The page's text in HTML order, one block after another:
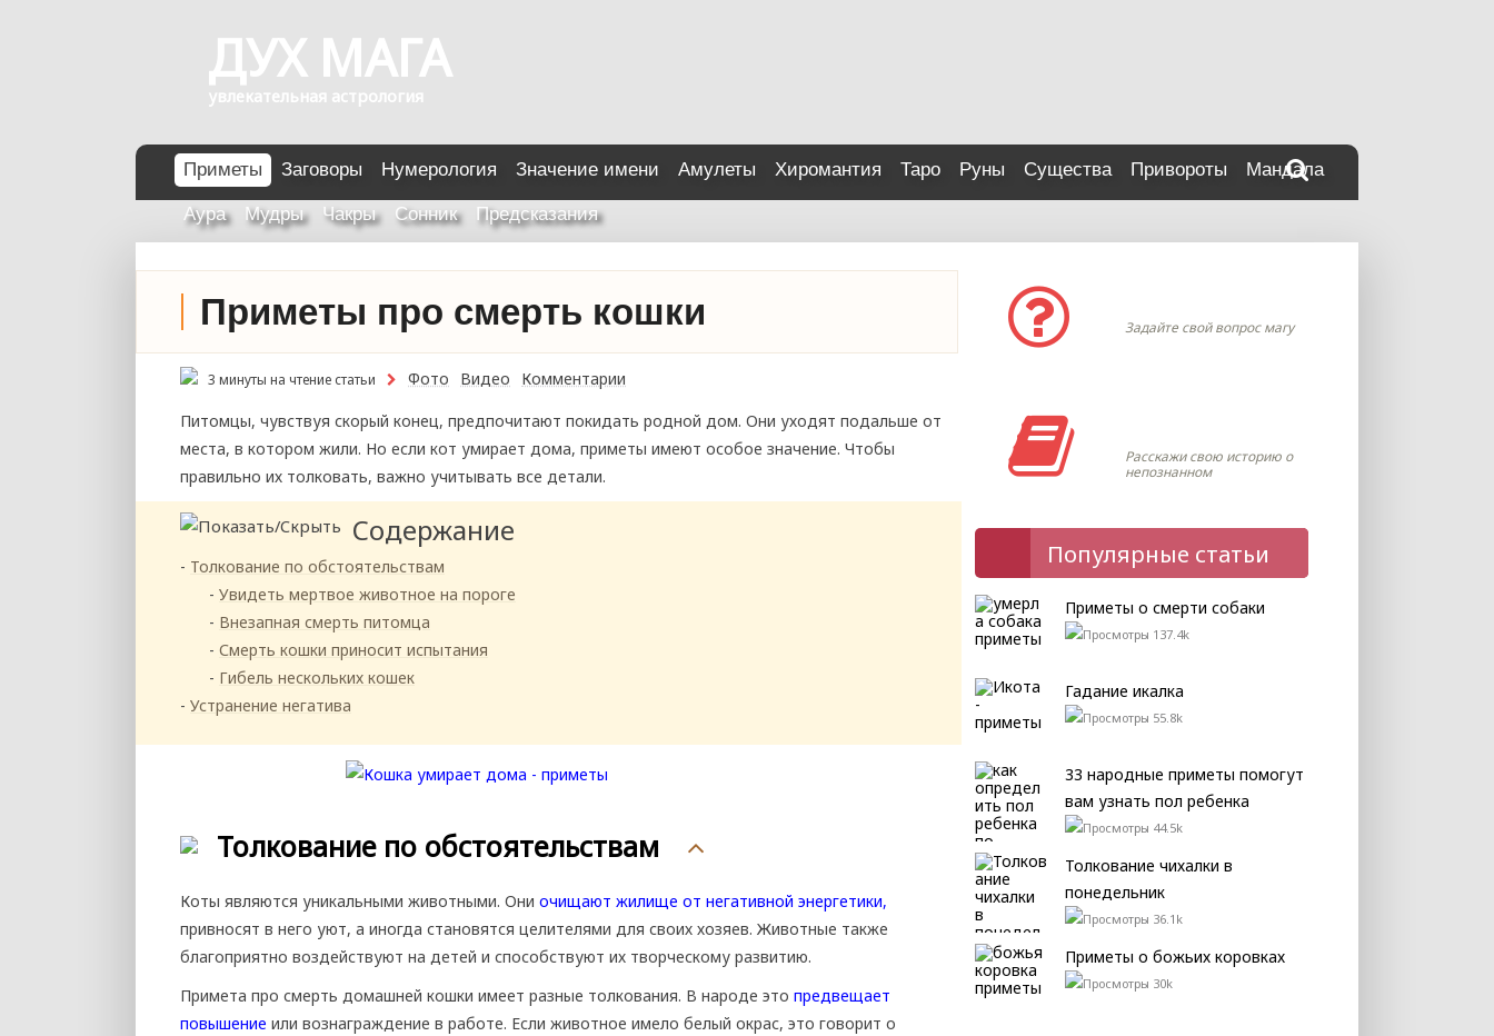
ДУХ МАГА
увлекательная астрология
Приметы Заговоры Нумерология Значение имени Амулеты Хиромантия Таро Руны Существа Привороты Мандала
Аура Мудры Чакры Сонник Предсказания
Приметы про смерть кошки
3 минуты на чтение статьи Фото Видео
Комментарии
Питомцы, чувствуя скорый конец, предпочитают покидать родной дом. Они уходят подальше от
места, в котором жили. Но если кот умирает дома, приметы имеют особое значение. Чтобы
правильно их толковать, важно учитывать все детали.
Содержание
Толкование по обстоятельствам
Увидеть мертвое животное на пороге
Внезапная смерть питомца
Смерть кошки приносит испытания
Гибель нескольких кошек
Устранение негатива
Толкование по обстоятельствам
Коты являются уникальными животными. Они очищают жилище от негативной энергетики,
привносят в него уют, а иногда становятся целителями для своих хозяев. Животные также
благоприятно воздействуют на детей и способствуют их творческому развитию.
Примета про смерть домашней кошки имеет разные толкования. В народе это предвещает
повышение или вознаграждение в работе. Если животное имело белый окрас, это говорит о
Задайте свой вопрос магу
Расскажи свою историю о
непознанном
Популярные статьи
Приметы о смерти собаки
137.4k
Гадание икалка
55.8k
33 народные приметы помогут
вам узнать пол ребенка
44.5k
Толкование чихалки в
понедельник
36.1k
Приметы о божьих коровках
30k